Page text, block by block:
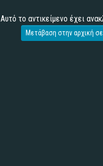
Αυτό το αντικείμενο έχει
Μετάβαση στην αρχική